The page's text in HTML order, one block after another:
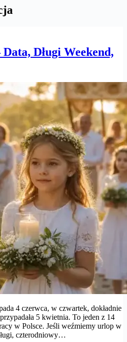
Data, Długi Weekend,
4 czerwca, w czwartek, dokładnie
5 kwietnia. To jeden z 14
w Polsce. Jeśli weźmiemy urlop w
czterodniowy…